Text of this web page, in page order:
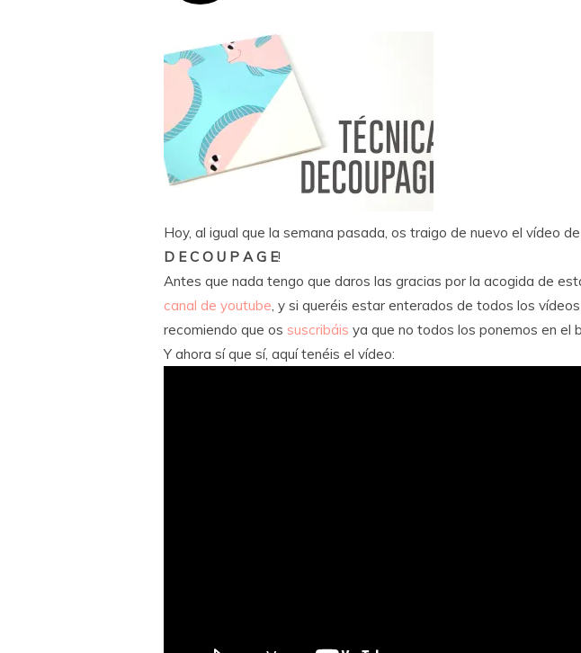
Hoy, al igual que la semana pasada, os traigo de nuevo el vídeo
D E C O U P A G E!
Antes que nada tengo que daros las gracias por la acogida de
canal de youtube, y si queréis estar enterados de todos los
recomiendo que os suscribáis ya que no todos los ponemos en el
Y ahora sí que sí, aquí tenéis el vídeo: